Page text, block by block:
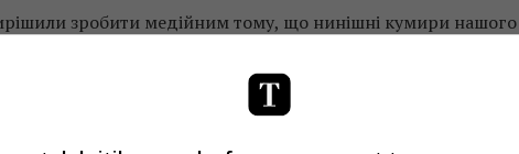
зробити медійним тому, що нинішні кумири нашого
роль, оскільки їхня основна сила – це вплив у
завдяки цьому проекту все більше молодих людей
і захоплень», – прокоментував засновник проекту